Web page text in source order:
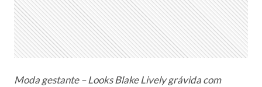
Moda gestante – Looks Blake Lively grávida com